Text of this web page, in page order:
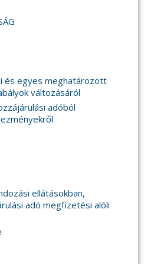
és egyes meghatározott
változásáról
adóból
ellátásokban,
adó megfizetési alóli